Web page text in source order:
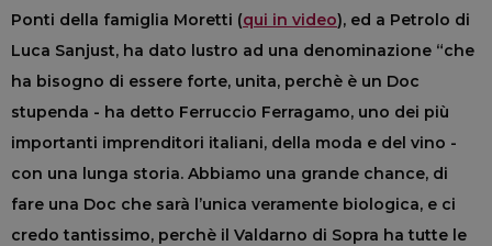
Ponti della famiglia Moretti (qui in video), ed a Petrolo di
Luca Sanjust, ha dato lustro ad una denominazione “che
ha bisogno di essere forte, unita, perchè è un Doc
stupenda - ha detto Ferruccio Ferragamo, uno dei più
importanti imprenditori italiani, della moda e del vino -
con una lunga storia. Abbiamo una grande chance, di
fare una Doc che sarà l’unica veramente biologica, e ci
credo tantissimo, perchè il Valdarno di Sopra ha tutte le